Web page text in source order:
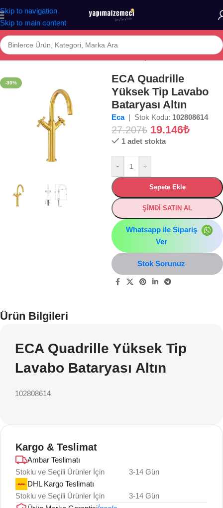
Skip to navigation
Skip to main content
/BANYO/ARMATÜR/Lavabo Bataryaları/Çanak Lavabo Bataryası
-30%
ECA Quadrille
Yüksek Tip Lavabo
Bataryası Altın
Eca | Stok Kodu: 102808614
27.207₺ 19.146₺
1 adet stokta
- +
Sepete Ekle
ŞİMDİ SATIN AL
Whatsapp ile Sipariş
Ver
Stok Sorunuz
Ürün Bilgileri
ECA Quadrille Yüksek Tip
Lavabo Bataryası Altın
102808614
Kargo & Teslimat
Ambar Teslimatı
Stoklu ve Seçili Ürünler İçin
3-14 Gün
DHL Kargo Teslimatı
Stoklu ve Seçili Ürünler İçin
3-14 Gün